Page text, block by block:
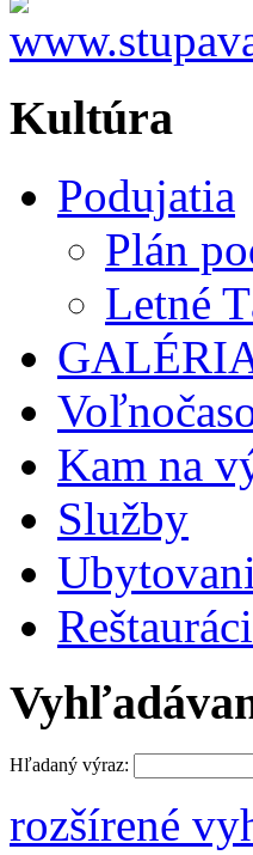
Kultúra
Podujatia
Plán
Letné
Kam na
Služby
Hľadaný výraz:
rozšírené